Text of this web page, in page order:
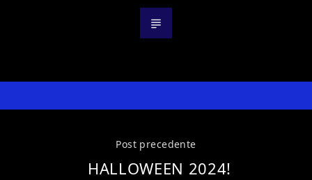
Post precedente
HALLOWEEN 2024!